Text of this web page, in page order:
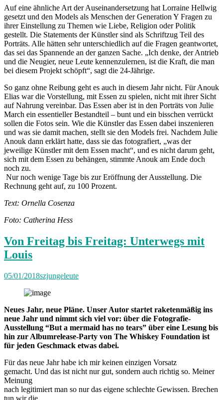
Auf eine ähnliche Art der Auseinandersetzung hat Lorraine Hellwig
gesetzt und den Models als Menschen der Generation Y Fragen zu
ihrer Einstellung zu Themen wie Liebe, Religion oder Politik
gestellt. Die Statements der Künstler sind als Schriftzug Teil des
Porträts. Alle hätten sehr unterschiedlich auf die Fragen geantwortet,
das sei das Spannende an der ganzen Sache. „Ich denke, der Antrieb
und die Neugier, neue Leute kennenzulernen, ist die Kraft, die man
bei diesem Projekt schöpft“, sagt die 24-Jährige.
So ganz ohne Reibung geht es auch in diesem Jahr nicht. Für Anouk
Elias war die Vorstellung, mit Essen zu spielen, nicht mit ihrer Sicht
auf Nahrung vereinbar. Das Essen aber ist in den Porträts von Julie
March ein essentieller Bestandteil – bunt und ein bisschen verrückt
sollen die Fotos sein. Wie die Künstler das Essen dabei inszenieren
und was sie damit machen, stellt sie den Models frei. Nachdem Julie
Anouk dann erklärt hatte, dass sie das fotografiert, „was der
jeweilige Künstler mit dem Essen macht“, und es nicht darum geht,
sich mit dem Essen zu behängen, stimmte Anouk am Ende doch
noch zu.
Nur noch wenige Tage bis zur Eröffnung der Ausstellung. Die
Rechnung geht auf, zu 100 Prozent.
Text: Ornella Cosenza
Foto: Catherina Hess
Von Freitag bis Freitag: Unterwegs mit
Louis
05/01/2018szjungeleute
Neues Jahr, neue Pläne. Unser Autor startet raketenmäßig ins
neue Jahr und nimmt sich viel vor: über die Fotografie-
Ausstellung “But a mermaid has no tears” über eine Lesung bis
hin zur Albumrelease-Party von The Whiskey Foundation ist
für jeden Geschmack etwas dabei.
Für das neue Jahr habe ich mir keinen einzigen Vorsatz
gemacht. Und das ist nicht nur gut, sondern auch richtig so. Meiner
Meinung
nach legitimiert man so nur das eigene schlechte Gewissen. Brechen
tun wir die